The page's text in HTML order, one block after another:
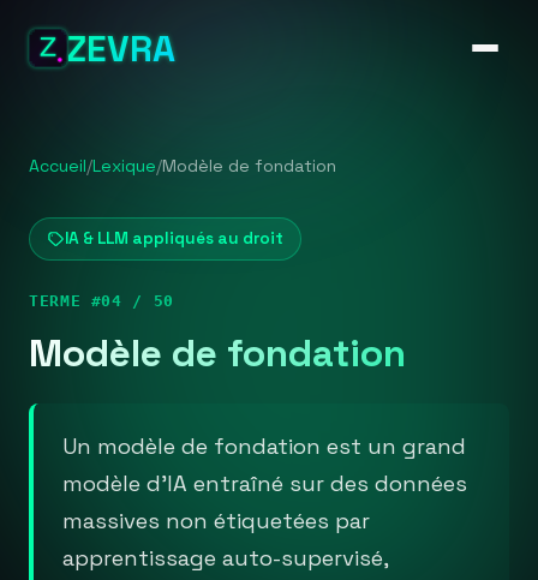
ZEVRA
Accueil/Lexique/Modèle de fondation
IA & LLM appliqués au droit
TERME #04 / 50
Modèle de fondation
Un modèle de fondation est un grand
modèle d'IA entraîné sur des données
massives non étiquetées par
apprentissage auto-supervisé,